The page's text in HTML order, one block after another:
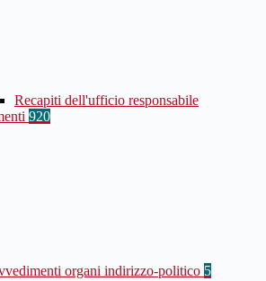
Recapiti dell'ufficio responsabile
920
organi indirizzo-politico 5